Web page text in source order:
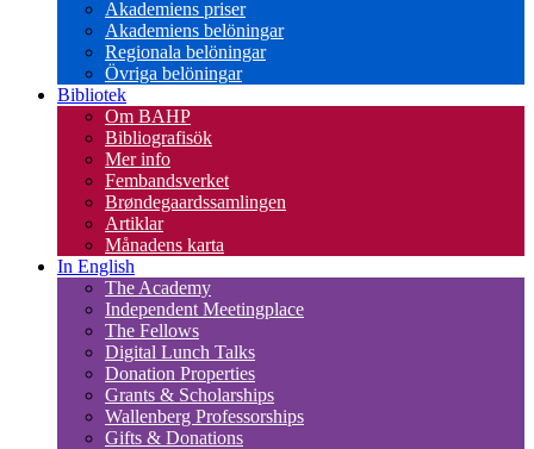
Akademiens priser
Akademiens belöningar
Regionala belöningar
Övriga belöningar
Bibliotek
Om BAHP
Bibliografisök
Mer info
Fembandsverket
Brøndegaardssamlingen
Artiklar
Månadens karta
In English
The Academy
Independent Meetingplace
The Fellows
Digital Lunch Talks
Donation Properties
Grants & Scholarships
Wallenberg Professorships
Gifts & Donations